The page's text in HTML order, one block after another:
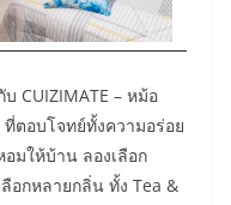
CUIZIMATE – หม้อ
ตอบโจทย์ทั้งความอร่อย
มให้บ้าน ลองเลือก
ลือกหลายกลิ่น ทั้ง Tea &